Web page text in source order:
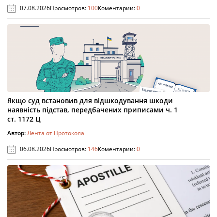
07.08.2026Просмотров: 100Коментарии:0
Якщо суд встановив для відшкодування шкоди
наявність підстав, передбачених приписами ч. 1
ст. 1172 Ц
Автор:Лента от Протокола
06.08.2026Просмотров: 146Коментарии:0